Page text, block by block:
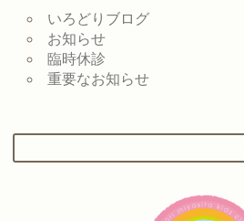
いろどりブログ
お知らせ
臨時休診
重要なお知らせ